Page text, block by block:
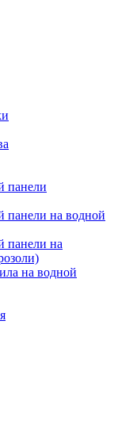
панели
панели на водной
панели на
на водной